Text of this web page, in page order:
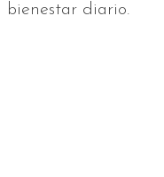
bienestar diario.